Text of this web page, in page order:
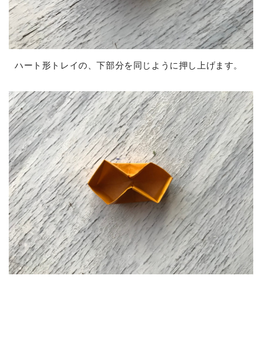
ハート形トレイの、下部分を同じように押し上げます。